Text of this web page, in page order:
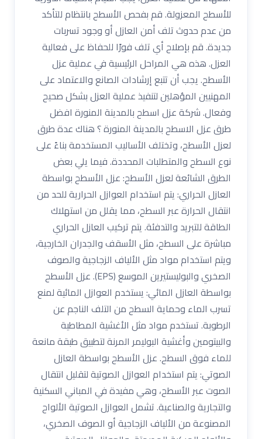
للأسطح المعزولة. قم بفحص الأسطح بانتظام للتأكد
من عدم حدوث تلف أمن العازل أو وجود تسربات
جديدة. قم بإصلاح أي تلف فورًا للحفاظ على فعالية
العزل. هذه هي المراحل الرئيسية في عملية عزل
الأسطح. يجب أن تتبع إرشادات الصانع والاعتماد على
المهنيين المؤهلين لتنفيذ عملية العزل بشكل صحيح
وفعال. شركة عزل اسطح بالمدينة المنورة افضل
طرق عزل الاسطح بالمدينة المنورة ؟ هناك عدة طرق
لعزل الأسطح، وتختلف الأساليب المستخدمة بناءً على
نوع السطح والمتطلبات المحددة. فيما يلي بعض
الطرق الشائعة لعزل الأسطح: عزل الأسطح بواسطة
العازل الحراري: يتم استخدام العوازل الحرارية للحد من
انتقال الحرارة عبر السطح، مما يقلل من استهلاك
الطاقة للتبريد والتدفئة. يتم تركيب العازل الحراري
مباشرة على السطح، مثل الأسقف والجدران الخارجية،
ويتم استخدام مواد مثل الألياف الزجاجية والصوف
الصخري والبوليستيرين الموسع (EPS). عزل الأسطح
بواسطة العازل المائي: يستخدم العوازل المائية لمنع
تسرب الماء وحماية السطح من التلف الناجم عن
الرطوبة. تستخدم مواد مثل الأغشية المطاطية
والبيتومين وأغشية البوليمر المرنة لتطبيق طبقة مانعة
للماء فوق السطح. عزل الأسطح بواسطة العازل
الصوتي: يتم استخدام العوازل الصوتية لتقليل انتقال
الصوت عبر الأسطح، وهي مفيدة في المباني السكنية
والتجارية والصناعية. تشمل العوازل الصوتية الألواح
المصنوعة من الألياف الزجاجية أو الصوف الصخري،